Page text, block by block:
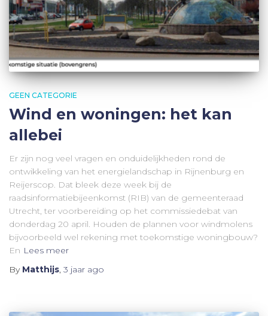
GEEN CATEGORIE
Wind en woningen: het kan
allebei
Er zijn nog veel vragen en onduidelijkheden rond de
ontwikkeling van het energielandschap in Rijnenburg en
Reijerscop. Dat bleek deze week bij de
raadsinformatiebijeenkomst (RIB) van de gemeenteraad
Utrecht, ter voorbereiding op het commissiedebat van
donderdag 20 april. Houden de plannen voor windmolens
bijvoorbeeld wel rekening met toekomstige woningbouw?
En Lees meer
By Matthijs, 3 jaar ago